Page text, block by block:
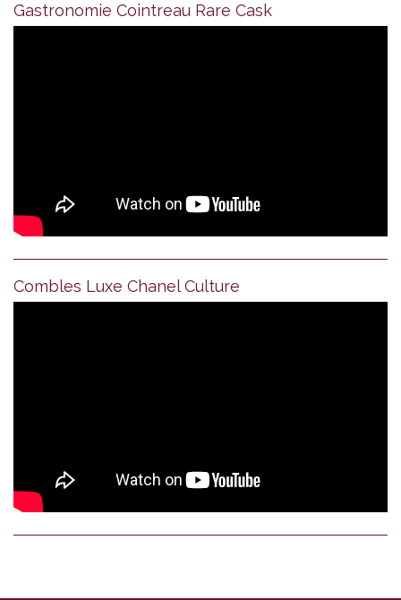
Gastronomie Cointreau Rare Cask
Combles Luxe Chanel Culture